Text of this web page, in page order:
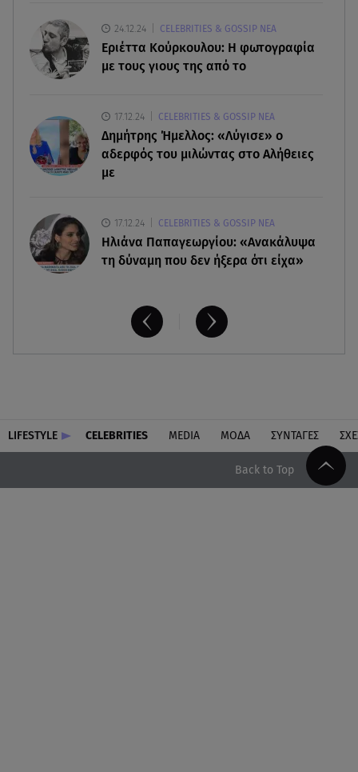
08.08.26 , 17:45
Εριέττα Κούρκουλου: Η συγκινητική ανάρτηση
για τα 33α γενέθλιά της
Νεκρή μεγαλόσωμη αρκούδα στην Καστοριά,
πιθανόν από πυροβολισμό
24.12.24 CELEBRITIES & GOSSIP ΝΕΑ
Εριέττα Κούρκουλου: Η φωτογραφία
με τους γιους της από το
17.12.24 CELEBRITIES & GOSSIP ΝΕΑ
Δημήτρης Ήμελλος: «Λύγισε» ο
αδερφός του μιλώντας στο Αλήθειες
με
17.12.24 CELEBRITIES & GOSSIP ΝΕΑ
Ηλιάνα Παπαγεωργίου: «Ανακάλυψα
τη δύναμη που δεν ήξερα ότι είχα»
LIFESTYLE CELEBRITIES MEDIA ΜΟΔΑ ΣΥΝΤΑΓΕΣ
Back to Top